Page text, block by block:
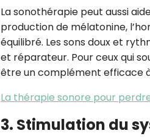
La sonothérapie peut aussi
production de mélatonine,
équilibré. Les sons doux et
et réparateur. Pour ceux qui
être un complément efficace
La thérapie sonore pour
3. Stimulation du